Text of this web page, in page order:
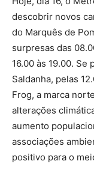
descobrir novos
do Marquês de
surpresas das
16.00 às 19.00.
Saldanha, pelas
Frog, a marca
alterações
aumento
associações
positivo para o